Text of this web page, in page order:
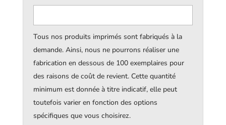
Tous nos produits imprimés sont fabriqués à la
demande. Ainsi, nous ne pourrons réaliser une
fabrication en dessous de 100 exemplaires pour
des raisons de coût de revient. Cette quantité
minimum est donnée à titre indicatif, elle peut
toutefois varier en fonction des options
spécifiques que vous choisirez.